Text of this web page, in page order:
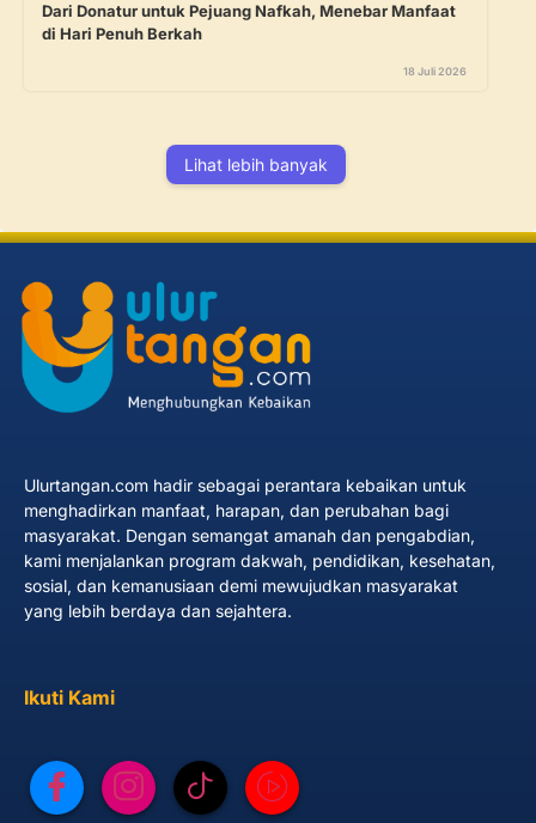
Dari Donatur untuk Pejuang Nafkah, Menebar Manfaat
di Hari Penuh Berkah
18 Juli 2026
Lihat lebih banyak
Ulurtangan.com hadir sebagai perantara kebaikan untuk
menghadirkan manfaat, harapan, dan perubahan bagi
masyarakat. Dengan semangat amanah dan pengabdian,
kami menjalankan program dakwah, pendidikan, kesehatan,
sosial, dan kemanusiaan demi mewujudkan masyarakat
yang lebih berdaya dan sejahtera.
Ikuti Kami